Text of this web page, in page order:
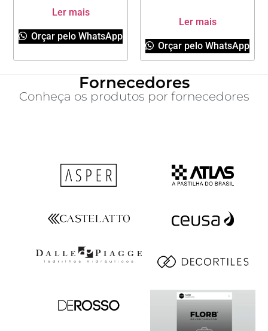
Ler mais
Orçar pelo WhatsApp
Ler mais
Orçar pelo WhatsApp
Fornecedores
Conheça os produtos por fornecedores